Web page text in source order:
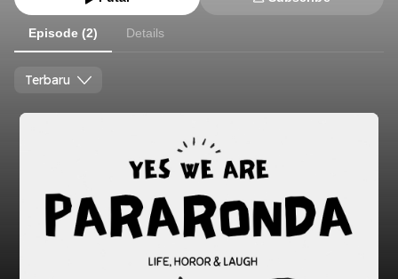
Episode (2) Details
Terbaru